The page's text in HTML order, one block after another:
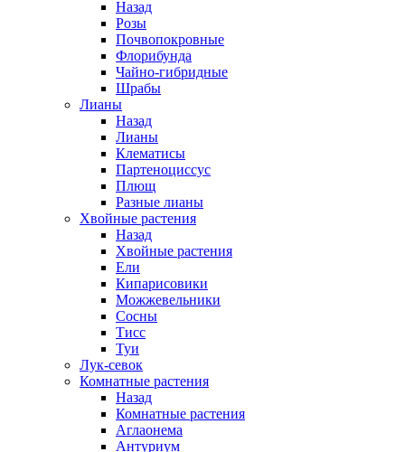
Назад
Розы
Почвопокровные
Флорибунда
Чайно-гибридные
Шрабы
Лианы
Назад
Лианы
Клематисы
Партеноциссус
Плющ
Разные лианы
Хвойные растения
Назад
Хвойные растения
Ели
Кипарисовики
Можжевельники
Сосны
Тисс
Туи
Лук-севок
Комнатные растения
Назад
Комнатные растения
Аглаонема
Антуриум